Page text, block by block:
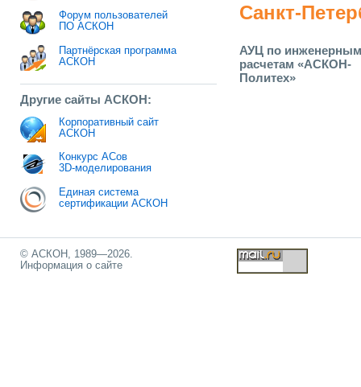
Форум пользователей
ПО АСКОН
Партнёрская программа
АСКОН
Другие сайты АСКОН:
Корпоративный сайт
АСКОН
Конкурс АСов
3D-моделирования
Единая система
сертификации АСКОН
Санкт-
АУЦ по
расчетам «АСКОН-
Политех»
© АСКОН, 1989—2026.
Информация о сайте